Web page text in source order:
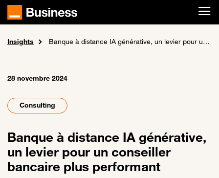
Passer au contenu principal
Accueil
Insights Banque à distance IA générative, un levier pour un conseiller bancaire plus performant
28 novembre 2024
Consulting
Banque à distance IA générative,
un levier pour un conseiller
bancaire plus performant